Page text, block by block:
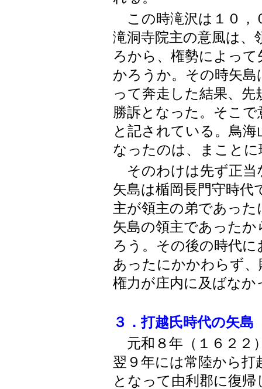
この時滝沢は１０，
滝洞寺院主の意風は、
ろから、権勢によっ
かろうか。その時矢
って奔走した結果、
勝訴となった。そこ
と記されている。鳥
なったのは、まこと
そのわけは先ず正当
矢島は楯岡長門守時
主が領主の弟であっ
矢島の領主であった
ろう。その後の時代
あったにかかわらず
権力が庄内に及ばな
３．打越氏時代の矢島
元和８年（１６２２
翌９年には常陸から打
となって由利郡に復